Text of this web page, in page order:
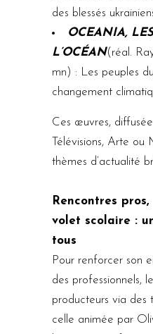
des blessés
OCEANIA,
L’OCÉAN(réal.
mn) : Les peuples
changement
Ces œuvres,
Télévisions, Arte
thèmes d’actualité
Rencontres
volet scolaire :
tous
Pour renforcer son
des professionnels,
producteurs via des
celle animée par